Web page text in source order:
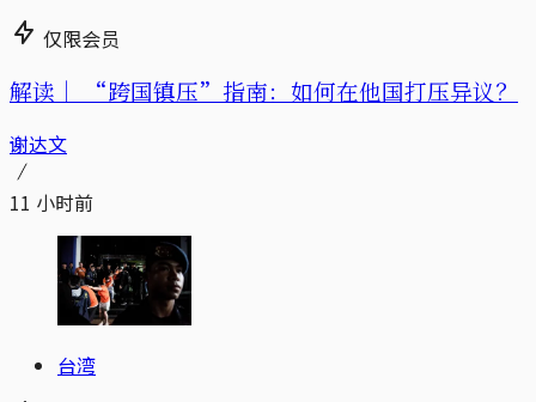
仅限会员
解读｜ “跨国镇压”指南：如何在他国打压异议？
谢达文
11 小时前
台湾